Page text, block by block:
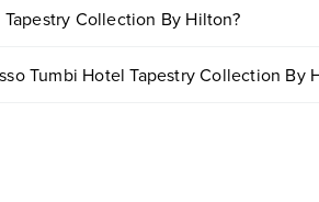
appuntamento.
Collection By Hilton?
Tumbi Hotel Tapestry Collection By